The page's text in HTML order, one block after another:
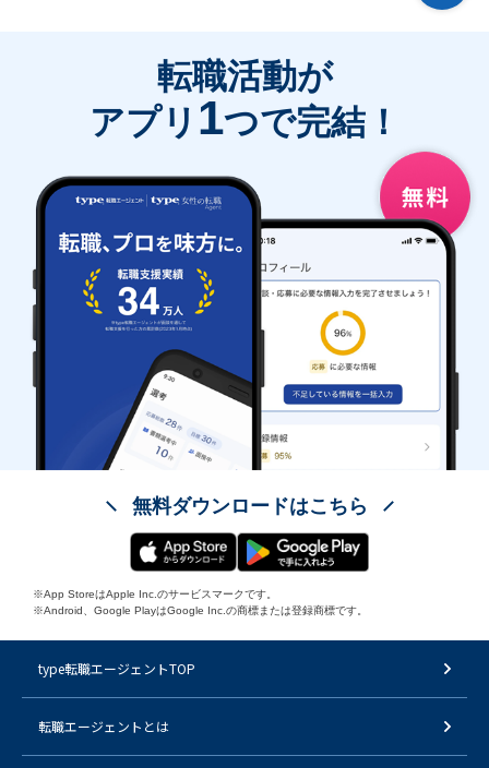
転職活動が
アプリ 1つで完結！
無料ダウンロードはこちら
※App StoreはApple Inc.のサービスマークです。
※Android、Google PlayはGoogle Inc.の商標または登録商標です。
type転職エージェントTOP
転職エージェントとは